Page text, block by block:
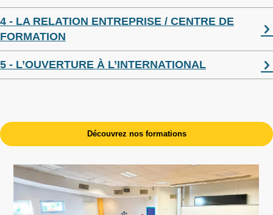
4 - LA RELATION ENTREPRISE / CENTRE DE
FORMATION
5 - L’OUVERTURE À L’INTERNATIONAL
Découvrez nos formations